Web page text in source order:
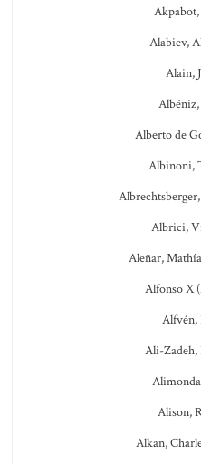
Akpabot,
Alabiev,
Alain,
Albéniz,
Alberto de
Albinoni,
Albrici,
Aleñar,
Alfonso X
Alfvén,
Ali-Zadeh,
Alison,
Alkan,